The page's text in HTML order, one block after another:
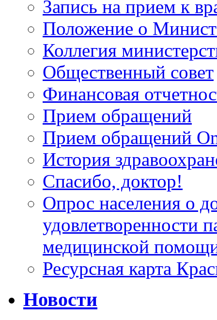
Запись на прием к
Положение о
Коллегия
Общественный совет
Финансовая
Прием обращений
Прием обращений
История
Спасибо, доктор!
Опрос населения о
удовлетворенности
медицинской
Ресурсная карта
Новости